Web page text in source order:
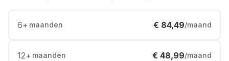
6+ maanden € 84,49/maand
12+ maanden € 48,99/maand